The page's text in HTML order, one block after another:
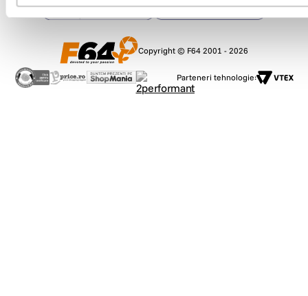
Copyright © F64 2001 - 2026
Parteneri tehnologie: